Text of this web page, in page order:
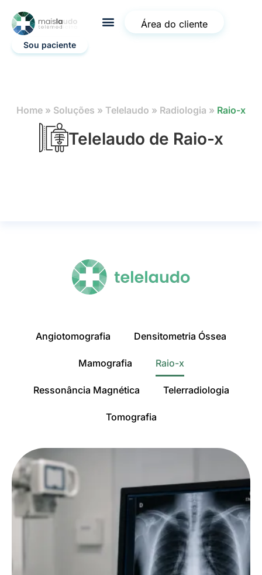
Área do cliente
Sou paciente
Home » Soluções » Telelaudo » Radiologia » Raio-x
Telelaudo de Raio-x
Angiotomografia Densitometria Óssea
Mamografia Raio-x
Ressonância Magnética Telerradiologia
Tomografia